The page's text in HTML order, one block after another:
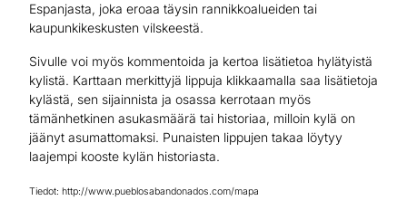
Espanjasta, joka eroaa täysin rannikkoalueiden tai
kaupunkikeskusten vilskeestä.
Sivulle voi myös kommentoida ja kertoa lisätietoa hylätyistä
kylistä. Karttaan merkittyjä lippuja klikkaamalla saa lisätietoja
kylästä, sen sijainnista ja osassa kerrotaan myös
tämänhetkinen asukasmäärä tai historiaa, milloin kylä on
jäänyt asumattomaksi. Punaisten lippujen takaa löytyy
laajempi kooste kylän historiasta.
Tiedot: http://www.pueblosabandonados.com/mapa